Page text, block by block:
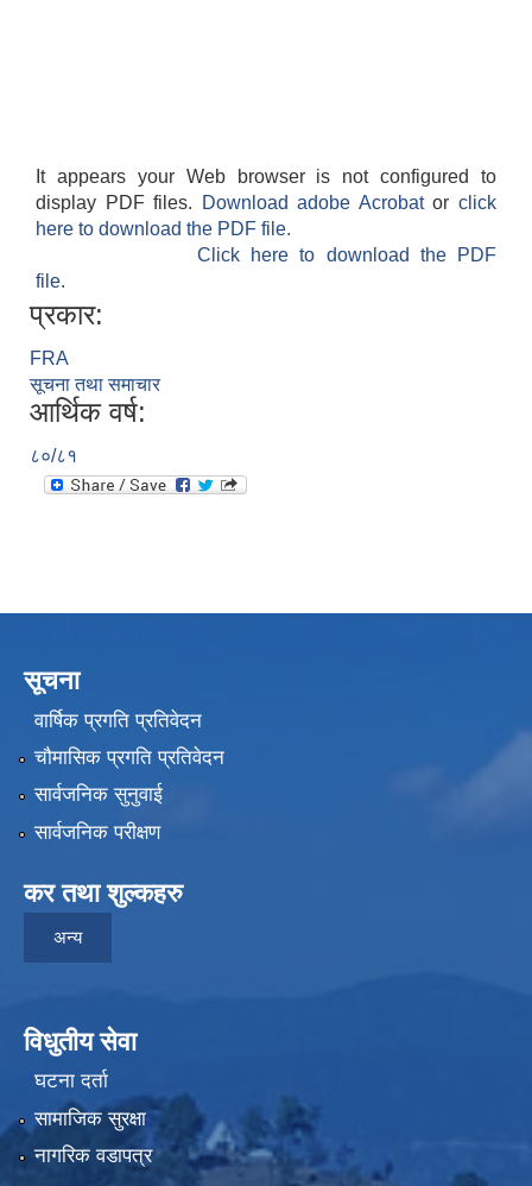
It appears your Web browser is not configured to
display PDF files.
Download adobe Acrobatorclick
here to download the PDF file.
Click here to download the PDF
file.
प्रकार:
FRA
सूचना तथा समाचार
आर्थिक वर्ष:
८०/८१
सूचना
वार्षिक प्रगति प्रतिवेदन
चौमासिक प्रगति प्रतिवेदन
सार्वजनिक सुनुवाई
सार्वजनिक परीक्षण
कर तथा शुल्कहरु
अन्य
विधुतीय सेवा
घटना दर्ता
सामाजिक सुरक्षा
नागरिक वडापत्र